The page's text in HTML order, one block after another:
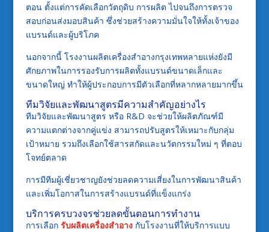
ตอน ตั้งแต่การคัดเลือกวัตถุดิบ การผลิต ไปจนถึงการตรวจ
สอบก่อนส่งมอบสินค้า ซึ่งช่วยสร้างความมั่นใจให้ทั้งเจ้าของ
แบรนด์และผู้บริโภค
นอกจากนี้ โรงงานผลิตเครื่องสำอางกรุงเทพหลายแห่งยังมี
ศักยภาพในการรองรับการผลิตทั้งแบรนด์ขนาดเล็กและ
ขนาดใหญ่ ทำให้ผู้ประกอบการมีตัวเลือกที่หลากหลายมากขึ้น
ทีมวิจัยและพัฒนาสูตรมีความสำคัญอย่างไร
ทีมวิจัยและพัฒนาสูตร หรือ R&D จะช่วยให้ผลิตภัณฑ์มี
ความแตกต่างจากคู่แข่ง สามารถปรับสูตรให้เหมาะกับกลุ่ม
เป้าหมาย รวมถึงเลือกใช้สารสกัดและนวัตกรรมใหม่ ๆ ที่ตอบ
โจทย์ตลาด
การมีทีมผู้เชี่ยวชาญยังช่วยลดความเสี่ยงในการพัฒนาสินค้า
และเพิ่มโอกาสในการสร้างแบรนด์ที่แข็งแกร่ง
บริการครบวงจรช่วยลดขั้นตอนการทำงาน
การเลือก รับผลิตเครื่องสำอางกับโรงงานที่ให้บริการแบบ